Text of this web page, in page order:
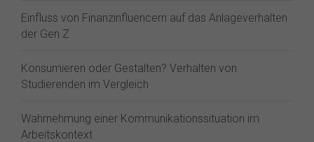
Einfluss von Finanzinfluencern auf das Anlageverhalten
der Gen Z⁠
Konsumieren oder Gestalten? Verhalten von
Studierenden im Vergleich
Wahrnehmung einer Kommunikationssituation im
Arbeitskontext